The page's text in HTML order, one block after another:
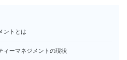
ントとは
ィーマネジメントの現状